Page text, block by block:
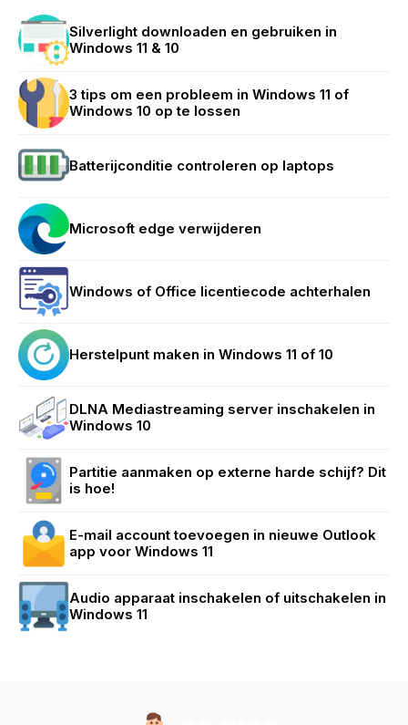
Silverlight downloaden en gebruiken in
Windows 11 & 10
3 tips om een probleem in Windows 11 of
Windows 10 op te lossen
Batterijconditie controleren op laptops
Microsoft edge verwijderen
Windows of Office licentiecode achterhalen
Herstelpunt maken in Windows 11 of 10
DLNA Mediastreaming server inschakelen in
Windows 10
Partitie aanmaken op externe harde schijf? Dit
is hoe!
E-mail account toevoegen in nieuwe Outlook
app voor Windows 11
Audio apparaat inschakelen of uitschakelen in
Windows 11